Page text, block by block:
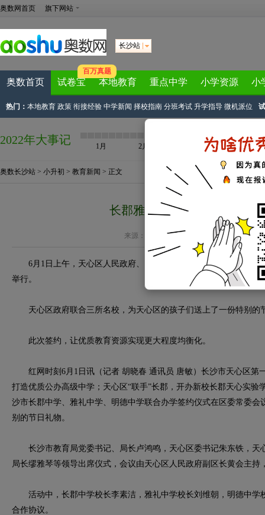
奥数网首页 旗下网站
长沙站
奥数首页 试卷宝
百万真题
本地教育 重点中学 小学资源 小
热门： 本地教育 政策 衔接经验 中学新闻 择校指南 分班考试 升学指导 微机派位
2022年大事记 1月 2月 4月
奥数长沙站 > 小升初 > 教育新闻 > 正文
长郡雅礼明德三大名校与天
来源： 家长帮长沙站 作者：德法克儿 2018-
6月1日上午，天心区人民政府、长沙市长郡中学、雅礼中学、明
举行。
天心区政府联合三所名校，为天心区的孩子们送上了一份特别的
此次签约，让优质教育资源实现更大程度均衡化。
红网时刻6月1日讯（记者 胡晓春 通讯员 唐敏）长沙市天心区第
打造优质公办高级中学；天心区“联手”长郡，开办新校长郡天心实
沙市长郡中学、雅礼中学、明德中学联合办学签约仪式在区委常委
别的节日礼物。
长沙市教育局党委书记、局长卢鸿鸣，天心区委书记朱东铁，天
局长缪雅琴等领导出席仪式，会议由天心区人民政府副区长黄会主
活动中，长郡中学校长李素洁，雅礼中学校长刘维朝，明德中学
合作协议。